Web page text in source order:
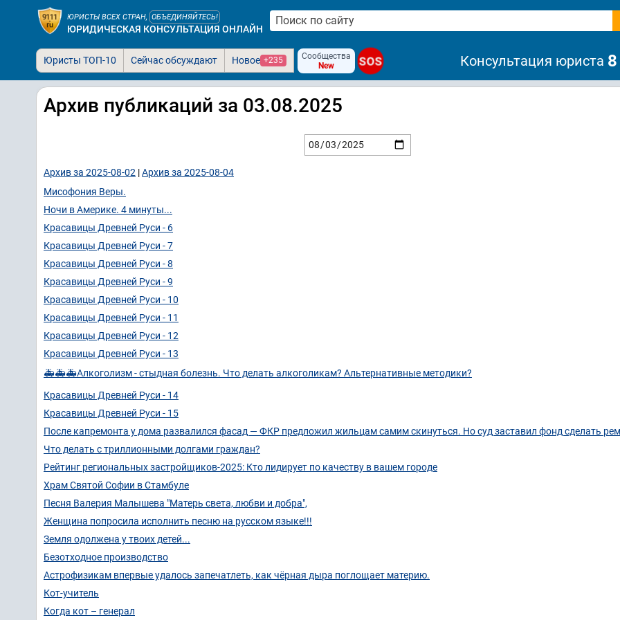
ЮРИСТЫ ВСЕХ СТРАН, ОБЪЕДИНЯЙТЕСЬ!
ЮРИДИЧЕСКАЯ КОНСУЛЬТАЦИЯ ОНЛАЙН
Юристы ТОП-10 Сейчас обсуждают Новое +235
Сообщества
New
SOS Консультация юриста
Архив публикаций за 03.08.2025
Архив за 2025-08-02 |Архив за 2025-08-04
Мисофония Веры.
Ночи в Америке. 4 минуты...
Красавицы Древней Руси - 6
Красавицы Древней Руси - 7
Красавицы Древней Руси - 8
Красавицы Древней Руси - 9
Красавицы Древней Руси - 10
Красавицы Древней Руси - 11
Красавицы Древней Руси - 12
Красавицы Древней Руси - 13
🚑🚑🚑Алкоголизм - стыдная болезнь. Что делать алкоголикам? Альтернативные методики?
Красавицы Древней Руси - 14
Красавицы Древней Руси - 15
После капремонта у дома развалился фасад — ФКР предложил жильцам самим скинуться. Но суд заставил фонд сделать
Что делать с триллионными долгами граждан?
Рейтинг региональных застройщиков-2025: Кто лидирует по качеству в вашем городе
Храм Святой Софии в Стамбуле
Песня Валерия Малышева "Матерь света, любви и добра",
Женщина попросила исполнить песню на русском языке!!!
Земля одолжена у твоих детей...
Безотходное производство
Астрофизикам впервые удалось запечатлеть, как чёрная дыра поглощает материю.
Кот-учитель
Когда кот – генерал